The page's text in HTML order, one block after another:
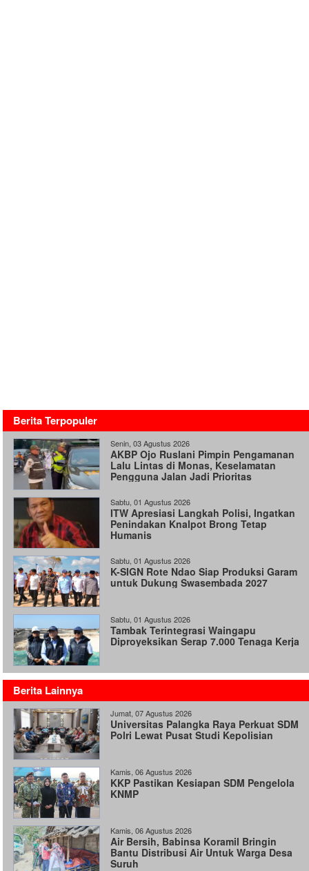
Berita Terpopuler
Senin, 03 Agustus 2026
AKBP Ojo Ruslani Pimpin Pengamanan
Lalu Lintas di Monas, Keselamatan
Pengguna Jalan Jadi Prioritas
Sabtu, 01 Agustus 2026
ITW Apresiasi Langkah Polisi, Ingatkan
Penindakan Knalpot Brong Tetap
Humanis
Sabtu, 01 Agustus 2026
K-SIGN Rote Ndao Siap Produksi Garam
untuk Dukung Swasembada 2027
Sabtu, 01 Agustus 2026
Tambak Terintegrasi Waingapu
Diproyeksikan Serap 7.000 Tenaga Kerja
Berita Lainnya
Jumat, 07 Agustus 2026
Universitas Palangka Raya Perkuat SDM
Polri Lewat Pusat Studi Kepolisian
Kamis, 06 Agustus 2026
KKP Pastikan Kesiapan SDM Pengelola
KNMP
Kamis, 06 Agustus 2026
Air Bersih, Babinsa Koramil Bringin
Bantu Distribusi Air Untuk Warga Desa
Suruh